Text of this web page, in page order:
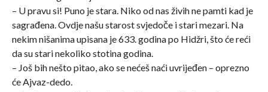
– U pravu si! Puno je stara. Niko od nas živih ne pamti kad je
sagrađena. Ovdje našu starost svjedoče i stari mezari. Na
nekim nišanima upisana je 633. godina po Hidžri, što će reći
da su stari nekoliko stotina godina.
– Još bih nešto pitao, ako se nećeš naći uvrijeđen – oprezno
će Ajvaz-dedo.